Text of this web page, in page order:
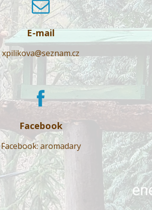
E-mail
xpilikova@seznam.cz
Facebook
Facebook: aromadary